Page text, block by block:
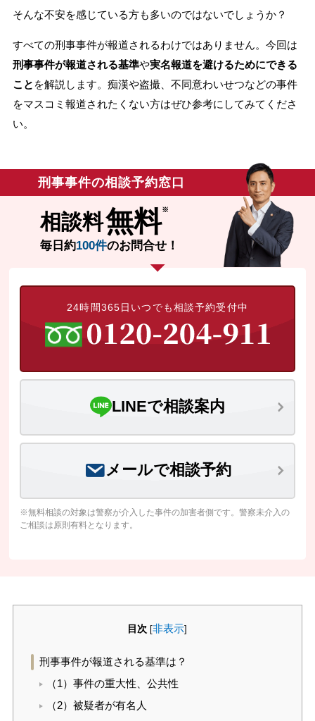
無料相談の口コミ評判
刑事事件について知りたい方
そんな不安を感じている方も多いのではないでしょうか？
すべての刑事事件が報道されるわけではありません。今回は
刑事事件が報道される基準や実名報道を避けるためにできる
こと を解説します。痴漢や盗撮、不同意わいせつなどの事件
をマスコミ報道されたくない方はぜひ参考にしてみてくださ
い。
刑事事件の相談予約窓口
相談料無料
毎日約100件のお問合せ！
24時間365日いつでも相談予約受付中
LINEで相談案内
メールで相談予約
※無料相談の対象は警察が介入した事件の加害者側です。警察未介入の
ご相談は原則有料となります。
目次 [非表示]
刑事事件が報道される基準は？
（1）事件の重大性、公共性
（2）被疑者が有名人